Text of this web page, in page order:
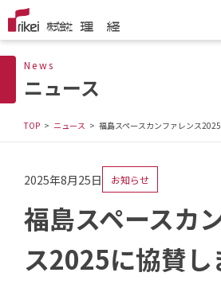
News
ニュース
TOP ニュース 福島スペースカンファレンス2025
2025年8月25日 お知らせ
福島スペースカ
ス2025に協賛し